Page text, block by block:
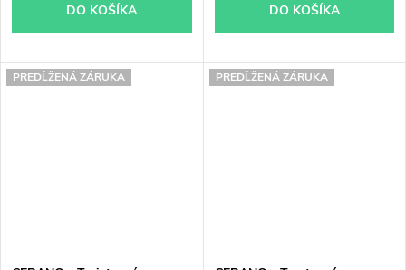
DO KOŠÍKA DO KOŠÍKA
PREDĹŽENÁ ZÁRUKA PREDĹŽENÁ ZÁRUKA